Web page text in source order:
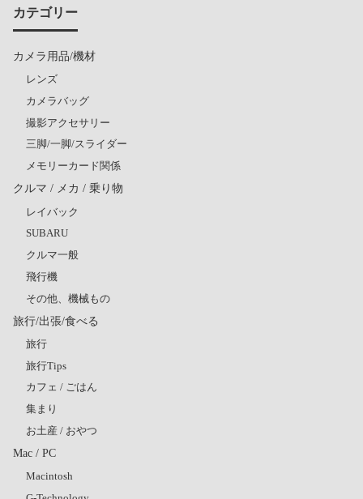
カテゴリー
カメラ用品/機材
レンズ
カメラバッグ
撮影アクセサリー
三脚/一脚/スライダー
メモリーカード関係
クルマ / メカ / 乗り物
レイバック
SUBARU
クルマ一般
飛行機
その他、機械もの
旅行/出張/食べる
旅行
旅行Tips
カフェ / ごはん
集まり
お土産 / おやつ
Mac / PC
Macintosh